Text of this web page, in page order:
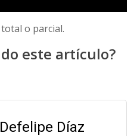
o parcial.
este artículo?
Díaz